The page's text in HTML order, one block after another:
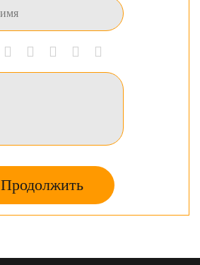
Продолжить